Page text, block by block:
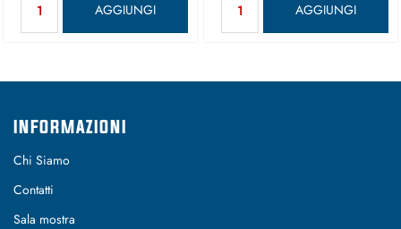
AGGIUNGI AGGIUNGI
INFORMAZIONI
Chi Siamo
Contatti
Sala mostra